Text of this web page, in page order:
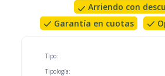
Arriendo con
Garantía en cuotas
Tipo:
Tipología: